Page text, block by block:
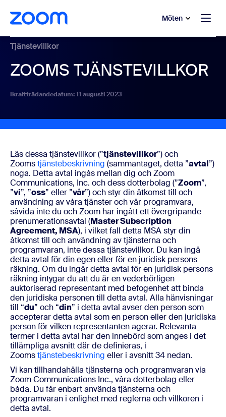
huvudinnehåll
till hjälpchatt Möten
Tjänstevillkor
ZOOMS TJÄNSTEVILLKOR
Ikraftträdandedatum: 11 augusti 2023
Läs dessa tjänstevillkor (”tjänstevillkor”) och
Zoomstjänstebeskrivning (sammantaget, detta ”avtal”)
noga. Detta avtal ingås mellan dig och Zoom
Communications, Inc. och dess dotterbolag (”Zoom”,
”vi”, ”oss” eller ”vår”) och styr din åtkomst till och
användning av våra tjänster och vår programvara,
såvida inte du och Zoom har ingått ett övergripande
prenumerationsavtal (Master Subscription
Agreement, MSA), i vilket fall detta MSA styr din
åtkomst till och användning av tjänsterna och
programvaran, inte dessa tjänstevillkor. Du kan ingå
detta avtal för din egen eller för en juridisk persons
räkning. Om du ingår detta avtal för en juridisk persons
räkning intygar du att du är en vederbörligen
auktoriserad representant med befogenhet att binda
den juridiska personen till detta avtal. Alla hänvisningar
till “du” och “din” i detta avtal avser den person som
accepterar detta avtal som en person eller den juridiska
person för vilken representanten agerar. Relevanta
termer i detta avtal har den innebörd som anges i det
tillämpliga avsnitt där de definieras, i
Zoomstjänstebeskrivning eller i avsnitt 34 nedan.
Vi kan tillhandahålla tjänsterna och programvaran via
Zoom Communications Inc., våra dotterbolag eller
båda. Du får enbart använda tjänsterna och
programvaran i enlighet med reglerna och villkoren i
detta avtal.